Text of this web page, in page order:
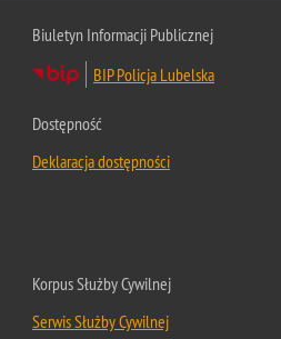
Biuletyn Informacji Publicznej
BIP Policja Lubelska
Dostępność
Deklaracja dostępności
Korpus Służby Cywilnej
Serwis Służby Cywilnej